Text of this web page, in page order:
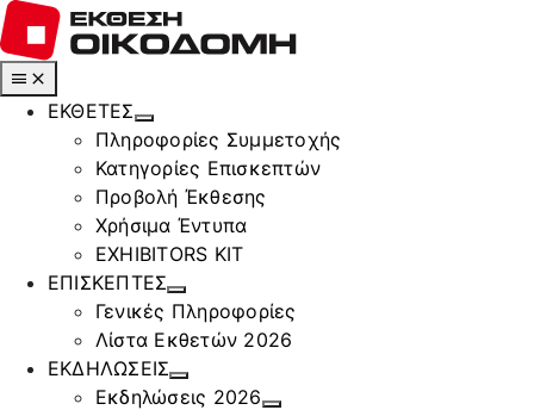
Μετάβαση
στο
περιεχόμενο
Toggle
Navigation
ΕΚΘΕΤΕΣ
Πληροφορίες Συμμετοχής
Κατηγορίες Επισκεπτών
Προβολή Έκθεσης
Χρήσιμα Έντυπα
EXHIBITORS KIT
ΕΠΙΣΚΕΠΤΕΣ
Γενικές Πληροφορίες
Λίστα Εκθετών 2026
ΕΚΔΗΛΩΣΕΙΣ
Εκδηλώσεις 2026